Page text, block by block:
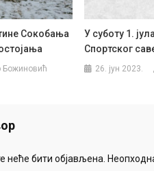
Сокобања
Божиновић
У суботу 1.
Спортског
26. јун 2023.
неће бити објављена.